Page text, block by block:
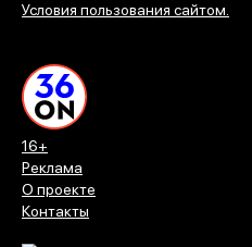
16+
Реклама
О проекте
Контакты
Условия пользования сайтом.